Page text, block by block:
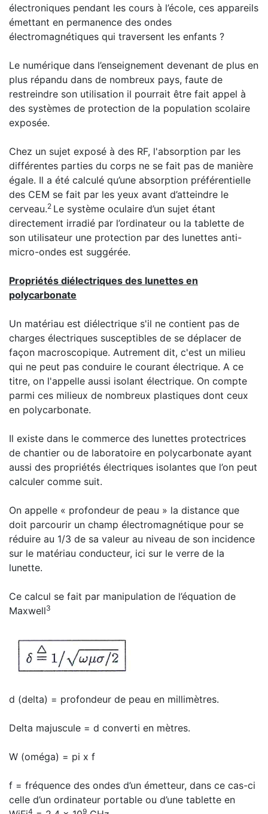
électroniques pendant les cours à l’école, ces appareils
émettant en permanence des ondes
électromagnétiques qui traversent les enfants ?
Le numérique dans l’enseignement devenant de plus en
plus répandu dans de nombreux pays, faute de
restreindre son utilisation il pourrait être fait appel à
des systèmes de protection de la population scolaire
exposée.
Chez un sujet exposé à des RF, l'absorption par les
différentes parties du corps ne se fait pas de manière
égale. Il a été calculé qu’une absorption préférentielle
des CEM se fait par les yeux avant d’atteindre le
cerveau.2 Le système oculaire d’un sujet étant
directement irradié par l’ordinateur ou la tablette de
son utilisateur une protection par des lunettes anti-
micro-ondes est suggérée.
Propriétés diélectriques des lunettes en
polycarbonate
Un matériau est diélectrique s'il ne contient pas de
charges électriques susceptibles de se déplacer de
façon macroscopique. Autrement dit, c'est un milieu
qui ne peut pas conduire le courant électrique. A ce
titre, on l'appelle aussi isolant électrique. On compte
parmi ces milieux de nombreux plastiques dont ceux
en polycarbonate.
Il existe dans le commerce des lunettes protectrices
de chantier ou de laboratoire en polycarbonate ayant
aussi des propriétés électriques isolantes que l’on peut
calculer comme suit.
On appelle « profondeur de peau » la distance que
doit parcourir un champ électromagnétique pour se
réduire au 1/3 de sa valeur au niveau de son incidence
sur le matériau conducteur, ici sur le verre de la
lunette.
Ce calcul se fait par manipulation de l’équation de
Maxwell3
d (delta) = profondeur de peau en millimètres.
Delta majuscule = d converti en mètres.
W (oméga) = pi x f
f = fréquence des ondes d’un émetteur, dans ce cas-ci
celle d’un ordinateur portable ou d’une tablette en
4 9